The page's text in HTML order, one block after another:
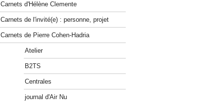
Carnets d'Hélène Clemente
Carnets de l'invité(e) : personne, projet
Carnets de Pierre Cohen-Hadria
Atelier
B2TS
Centrales
journal d'Air Nu